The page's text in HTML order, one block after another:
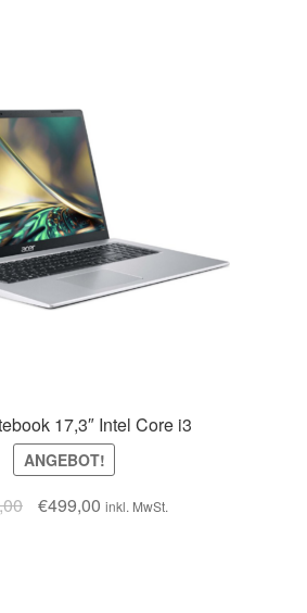
17,3″ Intel Core i3
ANGEBOT!
€499,00 inkl. MwSt.